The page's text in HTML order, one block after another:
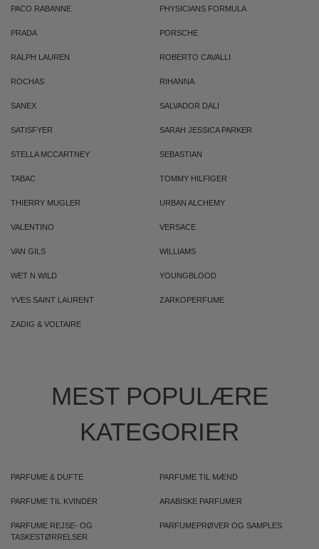
PACO RABANNE PHYSICIANS FORMULA
PRADA PORSCHE
RALPH LAUREN ROBERTO CAVALLI
ROCHAS RIHANNA
SANEX SALVADOR DALI
SATISFYER SARAH JESSICA PARKER
STELLA MCCARTNEY SEBASTIAN
TABAC TOMMY HILFIGER
THIERRY MUGLER URBAN ALCHEMY
VALENTINO VERSACE
VAN GILS WILLIAMS
WET N WILD YOUNGBLOOD
YVES SAINT LAURENT ZARKOPERFUME
ZADIG & VOLTAIRE
MEST POPULÆRE
KATEGORIER
PARFUME & DUFTE PARFUME TIL MÆND
PARFUME TIL KVINDER ARABISKE PARFUMER
PARFUME REJSE- OG
TASKESTØRRELSER
PARFUMEPRØVER OG SAMPLES